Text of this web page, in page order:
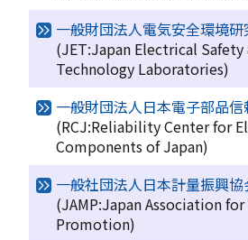
一般財団法人電気安全環境研
(JET:Japan Electrical
Technology Laboratories)
一般財団法人日本電子部品
(RCJ:Reliability Center for
Components of Japan)
一般社団法人日本計量振興協
(JAMP:Japan Association
Promotion)